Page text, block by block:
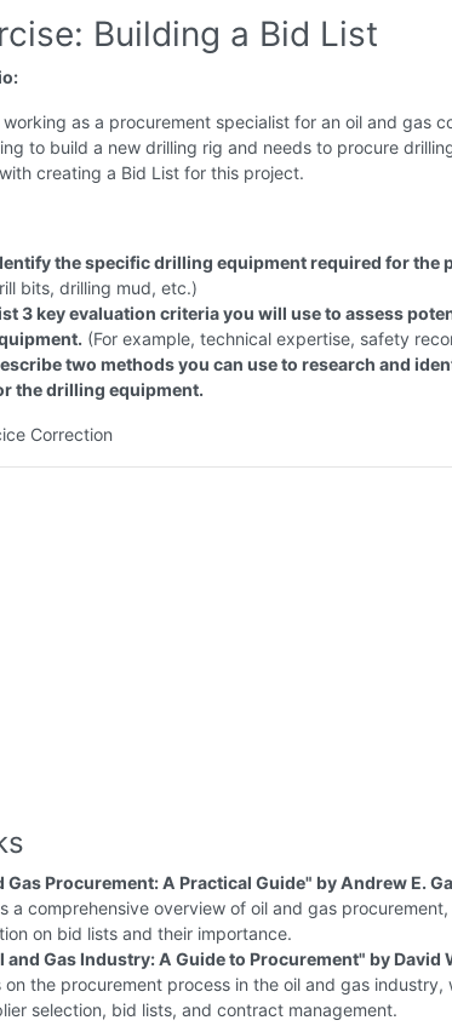
Building a Bid List
working as a procurement specialist for an oil and gas
to build a new drilling rig and needs to procure
creating a Bid List for this project.
the specific drilling equipment required for the
bits, drilling mud, etc.)
3 key evaluation criteria you will use to assess
(For example, technical expertise, safety
two methods you can use to research and
the drilling equipment.
Correction
Gas Procurement: A Practical Guide" by Andrew E.
a comprehensive overview of oil and gas
on bid lists and their importance.
and Gas Industry: A Guide to Procurement" by David
on the procurement process in the oil and gas
selection, bid lists, and contract management.